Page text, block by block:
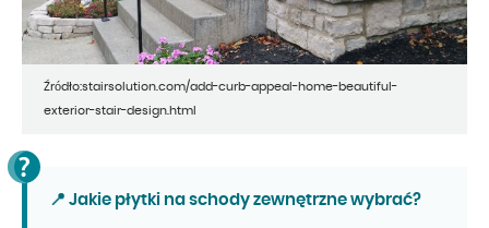
Źródło:stairsolution.com/add-curb-appeal-home-beautiful-
exterior-stair-design.html
📍 Jakie płytki na schody zewnętrzne wybrać?